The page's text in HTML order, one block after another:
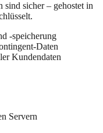
sicher – gehostet in
-speicherung
Daten
Kundendaten
Servern